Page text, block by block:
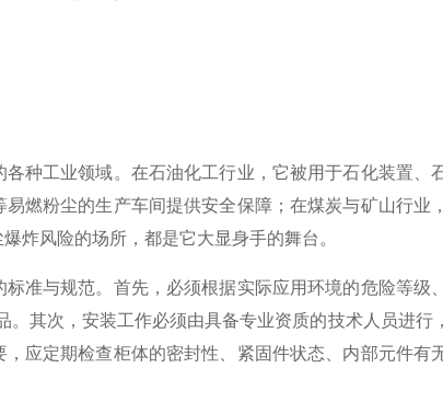
工业领域。在石油化工行业，它被用于石化装置、
燃粉尘的生产车间提供安全保障；在煤炭与矿山行业
炸风险的场所，都是它大显身手的舞台。
标准与规范。首先，必须根据实际应用环境的危险等级
。其次，安装工作必须由具备专业资质的技术人员进行
应定期检查柜体的密封性、紧固件状态、内部元件有